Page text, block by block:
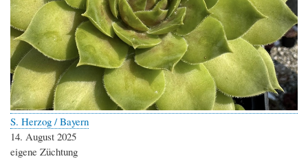
S. Herzog / Bayern
14. August 2025
eigene Züchtung